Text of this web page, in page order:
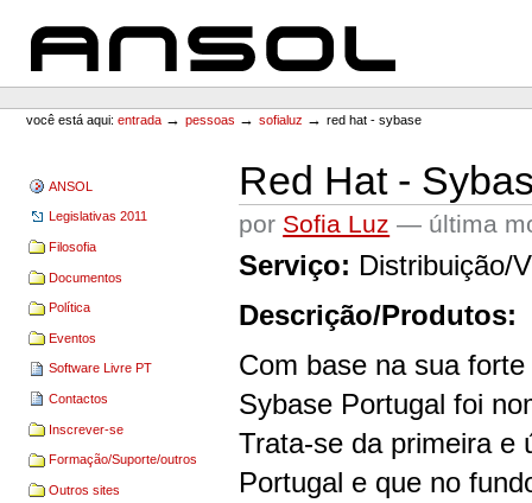
conteúdo.
navegação
ANSOL
Pessoais
você está aqui: entrada →pessoas →sofialuz →red hat - sybase
ANSOL
Legislativas 2011
Filosofia
Documentos
Política
Eventos
Software Livre PT
Contactos
Inscrever-se
Formação/Suporte/outros
Outros sites
Red Hat -
por Sofia Luz — última
Serviço: Distribuição/
Descrição/Produtos:
Com base na sua
Sybase Portugal foi
Trata-se da primeira e
Portugal e que no